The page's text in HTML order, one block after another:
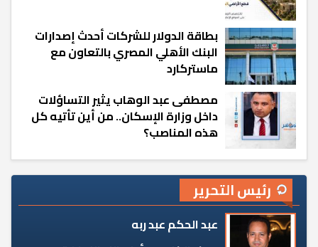
بطاقة الدولار للشركات أحدث إصدارات
البنك الأهلي المصري بالتعاون مع
ماستركارد
مصطفى عبد الوهاب يثير التساؤلات
داخل وزارة الإسكان.. من أين تأتيه كل
هذه المناصب؟
رئيس التحرير
عبد الحكم عبد ربه